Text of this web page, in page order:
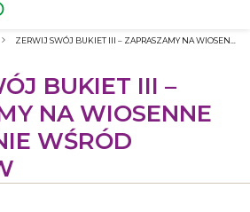
BUKIET III –
NA WIOSENNE
WŚRÓD